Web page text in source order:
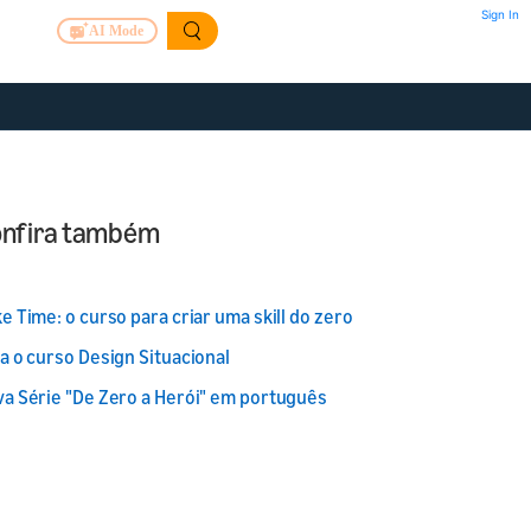
AI Mode
Sign In
também
Time: o curso para criar uma skill do zero
o curso Design Situacional
Série "De Zero a Herói" em português